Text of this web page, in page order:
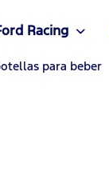
Racing
para beber